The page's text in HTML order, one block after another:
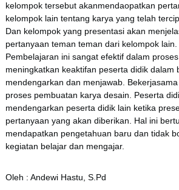
kelompok tersebut akanmendaopatkan
kelompok lain tentang karya yang telah
Dan kelompok yang presentasi akan
pertanyaan teman teman dari kelompok lain.
Pembelajaran ini sangat efektif dalam
meningkatkan keaktifan peserta didik dalam
mendengarkan dan menjawab.
proses pembuatan karya desain. Peserta
mendengarkan peserta didik lain ketika
pertanyaan yang akan diberikan. Hal ini
mendapatkan pengetahuan baru dan tidak
kegiatan belajar dan mengajar.
Oleh : Andewi Hastu, S.Pd